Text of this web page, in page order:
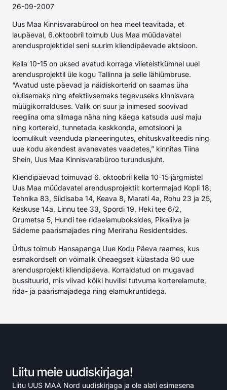
26-09-2007
Uus Maa Kinnisvarabürool on hea meel teavitada, et
laupäeval, 6.oktoobril toimub Uus Maa müüdavatel
arendusprojektidel seni suurim kliendipäevade aktsioon.
Kella 10-15 on uksed avatud korraga viieteistkümnel uuel
arendusprojektil üle kogu Tallinna ja selle lähiümbruse.
“Avatud uste päevad ja näidiskorterid on saamas üha
olulisemaks ning efektiivsemaks tegevuseks kinnisvara
müügikorralduses. Valik on suur ja inimesed soovivad
reeglina oma silmaga näha ning käega katsuda uusi maju
ning kortereid, tunnetada keskkonda, emotsiooni ja
loomulikult veenduda planeeringutes, ehituskvaliteedis ning
uue kodu akendest avanevates vaadetes,” kinnitas Tiina
Shein, Uus Maa Kinnisvarabüroo turundusjuht.
Kliendipäevad toimuvad 6. oktoobril kella 10-15 järgmistel
Uus Maa müüdavatel arendusprojektil: kortermajad Kopli 18,
Tehnika 83, Siidisaba 14, Keava 8, Marati 4a, Rohu 23 ja 25,
Keskuse 14a, Linnu tee 33, Spordi 19, Heki tee 6/2,
Orumetsa 5, Hundi tee ridaelamuboksides, Pikaliiva ja
Sädeme paarismajades ning Merirahu Residentsides.
Üritus toimub Hansapanga Uue Kodu Päeva raames, kus
esmakordselt on võimalik üheaegselt külastada 90 uue
arendusprojekti kliendipäeva. Korraldatud on mugavad
bussituurid, mis viivad kõiki huvilisi tutvuma korterelamute,
rida- ja paarismajadega ning elamukruntidega.
Liitu meie uudiskirjaga!
Liitu UUS MAA Nord uudiskirjaga ja ole alati esimesena